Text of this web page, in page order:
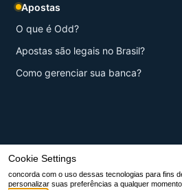
Apostas
O que é Odd?
Apostas são legais no Brasil?
Como gerenciar sua banca?
© 2026 Aqui